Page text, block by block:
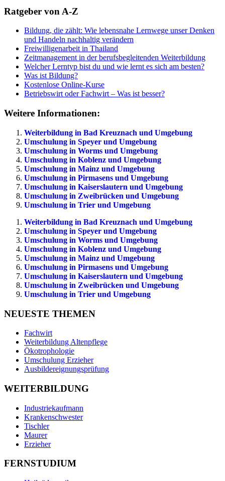
Ratgeber von A-Z
Bildung, die zählt: Wie lebensnahe Lernwege unser Denken
und Handeln nachhaltig verändern
Freiwilligenarbeit in Thailand
Zeitmanagement in der berufsbegleitenden Weiterbildung
Welcher Lerntyp bist du und wie lernt es sich am besten?
Was ist Bildung?
Kostenlose Online-Kurse
Betriebswirt oder Fachwirt – Was ist besser?
Weitere Informationen:
Weiterbildung in Bad Kreuznach und Umgebung
Umschulung in Speyer und Umgebung
Umschulung in Worms und Umgebung
Umschulung in Koblenz und Umgebung
Umschulung in Mainz und Umgebung
Umschulung in Pirmasens und Umgebung
Umschulung in Kaiserslautern und Umgebung
Umschulung in Zweibrücken und Umgebung
Umschulung in Trier und Umgebung
Weiterbildung in Bad Kreuznach und Umgebung
Umschulung in Speyer und Umgebung
Umschulung in Worms und Umgebung
Umschulung in Koblenz und Umgebung
Umschulung in Mainz und Umgebung
Umschulung in Pirmasens und Umgebung
Umschulung in Kaiserslautern und Umgebung
Umschulung in Zweibrücken und Umgebung
Umschulung in Trier und Umgebung
NEUESTE THEMEN
Fachwirt
Weiterbildung Altenpflege
Ökotrophologie
Umschulung Erzieher
Ausbildereignungsprüfung
WEITERBILDUNG
Industriekaufmann
Krankenschwester
Tischler
Maurer
Erzieher
FERNSTUDIUM